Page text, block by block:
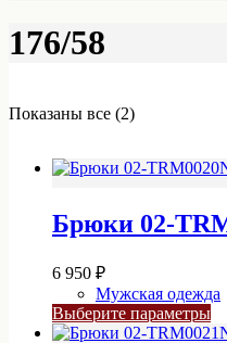
176/58
Показаны все (2)
Брюки 02-
6 950 ₽
Мужская одежда
Выберите параметры